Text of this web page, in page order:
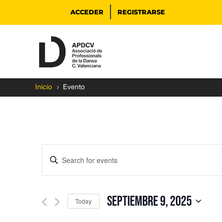
ACCEDER REGISTRARSE
Inicio 5 Evento
Search
and
Navigation
Enter
Keyword.
Search
Events
Today septiembre 9, 2025